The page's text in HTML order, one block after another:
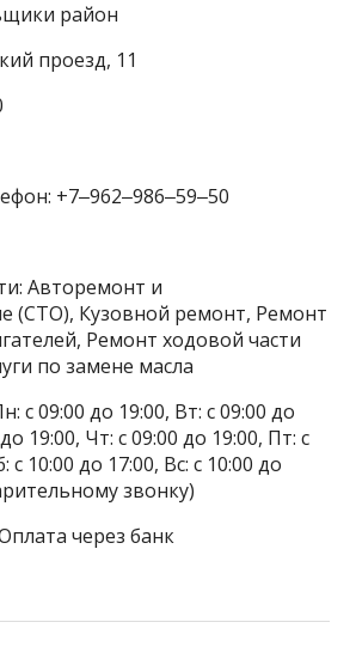
район
проезд, 11
+7‒962‒986‒59‒50
Авторемонт и
(СТО), Кузовной ремонт, Ремонт
Ремонт ходовой части
по замене масла
с 09:00 до 19:00, Вт: с 09:00 до
19:00, Чт: с 09:00 до 19:00, Пт: с
с 10:00 до 17:00, Вс: с 10:00 до
звонку)
через банк